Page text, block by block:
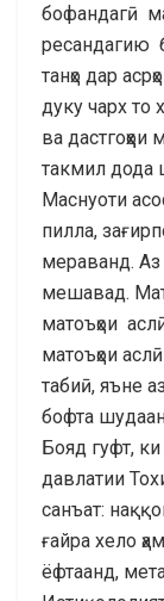
бофандагӣ
ресандагию
танҳо дар
дуку чарх то
ва
такмил дода
Маснуоти
пилла,
мераванд. Аз
мешавад.
матоъҳои
матоъҳои
табиӣ, яъне
бофта
Бояд гуфт,
давлатии
санъат:
ғайра хело
ёфтаанд,